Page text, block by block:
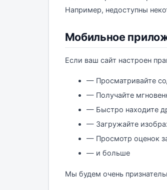
Например, недоступны
Мобильное
Если ваш сайт настроен
— Просматривайте
— Получайте
— Быстро находите
— Загружайте
— Просмотр оценок
— и больше
Мы будем очень